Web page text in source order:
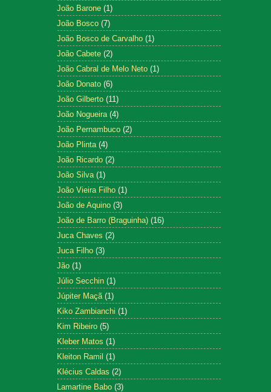
João Barone (1)
João Bosco (7)
João Bosco de Carvalho (1)
João Cabete (2)
João Cabral de Melo Neto (1)
João Donato (6)
João Gilberto (11)
João Nogueira (4)
João Pernambuco (2)
João Plinta (4)
João Ricardo (2)
João Silva (1)
João Vieira Filho (1)
João de Aquino (3)
João de Barro (Braguinha) (16)
Juca Chaves (2)
Juca Filho (3)
Jão (1)
Júlio Secchin (1)
Júpiter Maçã (1)
Kiko Zambianchi (1)
Kim Ribeiro (5)
Kleber Matos (1)
Kleiton Ramil (1)
Klécius Caldas (2)
Lamartine Babo (3)